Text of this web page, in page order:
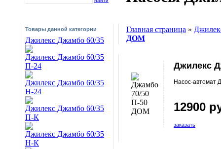
Товары данной категории
Джилекс Джамбо 60/35
Джилекс Джамбо 60/35
П-24
Джилекс Джамбо 60/35
Н-24
Джилекс Джамбо 60/35
П-К
Джилекс Джамбо 60/35
Н-К
Главная страница »
ДОМ
Джилекс
Насос-автомат
12900
заказать